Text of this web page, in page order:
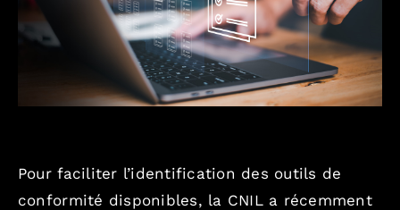
Mentions Légales
Pour faciliter l’identification des outils de
conformité disponibles, la CNIL a récemment